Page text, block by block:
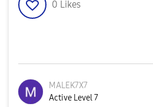
0 Likes
MALEK7X7
Active Level 7